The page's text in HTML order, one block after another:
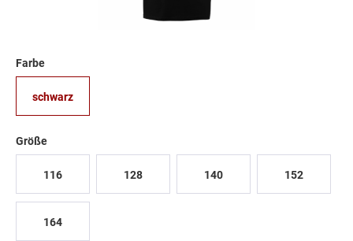
Farbe
schwarz
Größe
116 128 140 152
164